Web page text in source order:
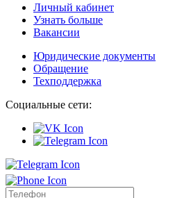
Личный кабинет
Узнать больше
Вакансии
Юридические документы
Обращение
Техподдержка
Социальные сети: